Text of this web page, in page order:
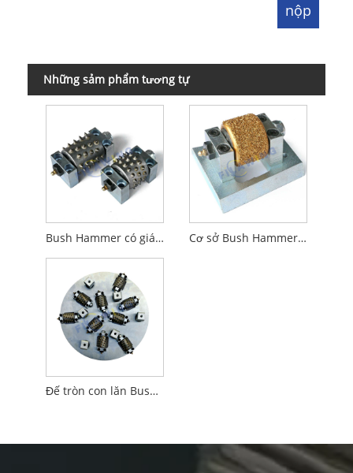
Những sảm phẩm tương tự
Bush Hammer có giá đỡ Cơ sở Bush Hammer Roller Frankfurt
Đế tròn con lăn Bush Hammer